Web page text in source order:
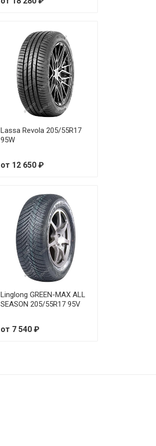
Lassa Revola 205/55R17
95W
от 12 650 ₽
Linglong GREEN-MAX ALL
SEASON 205/55R17 95V
от 7 540 ₽